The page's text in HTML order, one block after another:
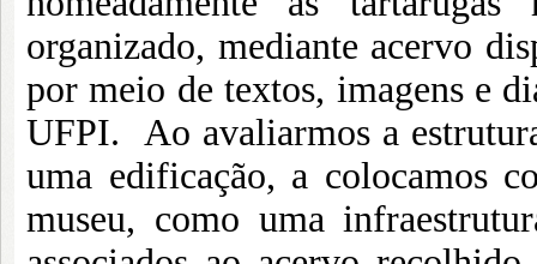
organizado, mediante acervo
por meio de textos, imagens e
UFPI. Ao avaliarmos a
uma edificação, a colocamos
museu, como uma